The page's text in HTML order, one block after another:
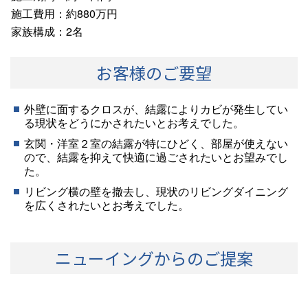
施工費用：約880万円
家族構成：2名
お客様のご要望
外壁に面するクロスが、結露によりカビが発生してい
る現状をどうにかされたいとお考えでした。
玄関・洋室２室の結露が特にひどく、部屋が使えない
ので、結露を抑えて快適に過ごされたいとお望みでし
た。
リビング横の壁を撤去し、現状のリビングダイニング
を広くされたいとお考えでした。
ニューイングからのご提案